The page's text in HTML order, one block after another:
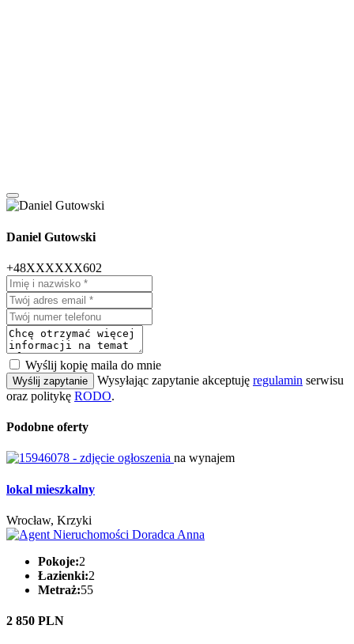
Daniel Gutowski
+48XXXXXX602
Wyślij kopię maila do mnie
Wyślij zapytanie Wysyłając zapytanie akceptuję regulamin serwisu
oraz politykę RODO.
Podobne oferty
na wynajem
lokal mieszkalny
Wrocław, Krzyki
Pokoje:2
Łazienki:2
Metraż:55
2 850 PLN